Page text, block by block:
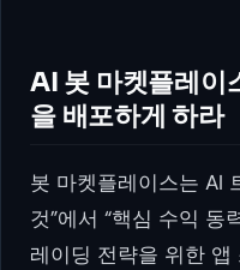
AI 봇 마켓플레이
을 배포하게 하라
봇 마켓플레이스는 AI
것”에서 “핵심 수익 동
레이딩 전략을 위한